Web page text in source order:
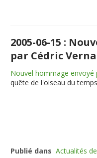
2005-06-15 :
par Cédric
Nouvel hommage envoyé
quête de l'oiseau du
Publié dans Actualités